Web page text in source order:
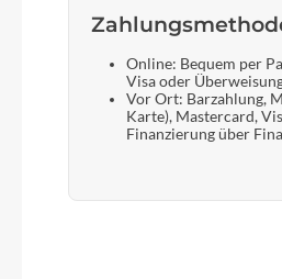
Online: Bequem per
Visa oder
Vor Ort: Barzahlung,
Karte), Mastercard,
Finanzierung über